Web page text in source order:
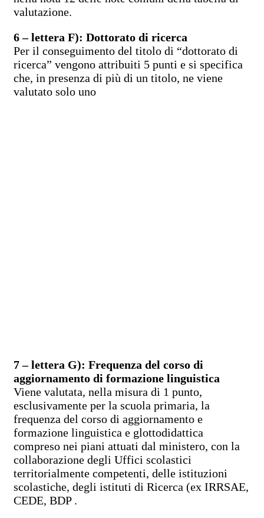
valutazione.
6 – lettera F): Dottorato di ricerca
Per il conseguimento del titolo di “dottorato di
ricerca” vengono attribuiti 5 punti e si specifica
che, in presenza di più di un titolo, ne viene
valutato solo uno
7 – lettera G): Frequenza del corso di
aggiornamento di formazione linguistica
Viene valutata, nella misura di 1 punto,
esclusivamente per la scuola primaria, la
frequenza del corso di aggiornamento e
formazione linguistica e glottodidattica
compreso nei piani attuati dal ministero, con la
collaborazione degli Uffici scolastici
territorialmente competenti, delle istituzioni
scolastiche, degli istituti di Ricerca (ex IRRSAE,
CEDE, BDP .